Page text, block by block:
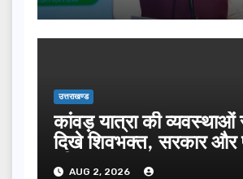
उत्तराखण्ड
कांवड़ यात्रा की
दिखे शिवभक्त, सरकार और
की सराहना…
AUG 2, 2026